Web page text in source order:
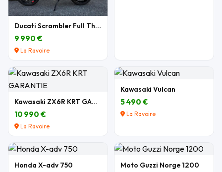
Ducati Scrambler Full Throttle 803 cm3
9 990 €
La Ravoire
Kawasaki ZX6R KRT GARANTIE
10 990 €
La Ravoire
Kawasaki Vulcan
5 490 €
La Ravoire
Honda X-adv 750 Moto Guzzi Norge 1200